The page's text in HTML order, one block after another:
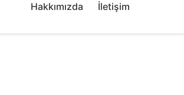
Hakkımızda İletişim